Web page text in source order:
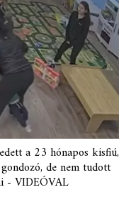
a 23 hónapos kisfiú,
de nem tudott
- VIDEÓVAL